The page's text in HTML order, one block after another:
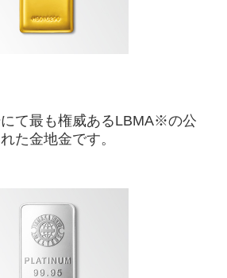
て最も権威あるLBMA※の公
た金地金です。